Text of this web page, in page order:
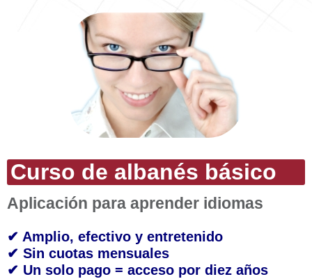
Curso de albanés básico
Aplicación para aprender idiomas
✔ Amplio, efectivo y entretenido
✔ Sin cuotas mensuales
✔ Un solo pago = acceso por diez años